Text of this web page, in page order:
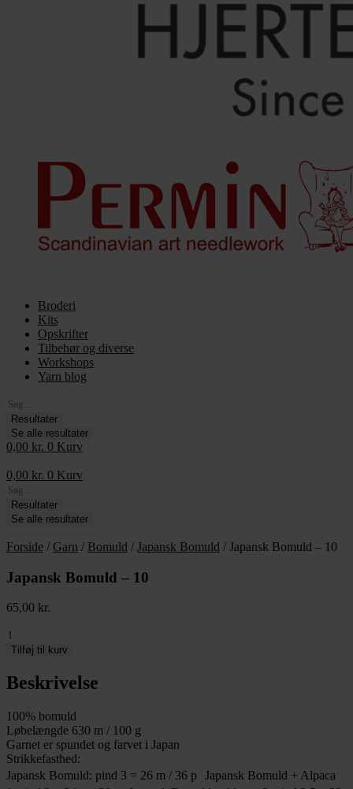
Broderi
Kits
Opskrifter
Tilbehør og diverse
Workshops
Yarn blog
Search
...Resultater
Se alle resultater
0,00 kr. 0 Kurv
0,00 kr. 0 Kurv
Search
...Resultater
Se alle resultater
Forside / Garn / Bomuld / Japansk Bomuld / Japansk Bomuld – 10
Japansk Bomuld – 10
65,00 kr.
Japansk
Bomuld
10
antal
Tilføj til kurv
Beskrivelse
100% bomuld
Løbelængde 630 m / 100 g
Garnet er spundet og farvet i Japan
Strikkefasthed:
Japansk Bomuld: pind 3 = 26 m / 36 p Japansk Bomuld + Alpaca